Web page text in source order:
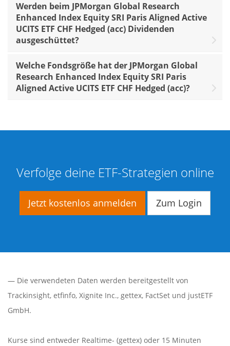
Werden beim JPMorgan Global Research
Enhanced Index Equity SRI Paris Aligned Active
UCITS ETF CHF Hedged (acc) Dividenden
ausgeschüttet?
Welche Fondsgröße hat der JPMorgan Global
Research Enhanced Index Equity SRI Paris
Aligned Active UCITS ETF CHF Hedged (acc)?
Verfolge deine ETF-Strategien online
Jetzt kostenlos anmelden Zum Login
— Die verwendeten Daten werden bereitgestellt von
Trackinsight, etfinfo, Xignite Inc., gettex, FactSet und justETF
GmbH.
Kurse sind entweder Realtime- (gettex) oder 15 Minuten